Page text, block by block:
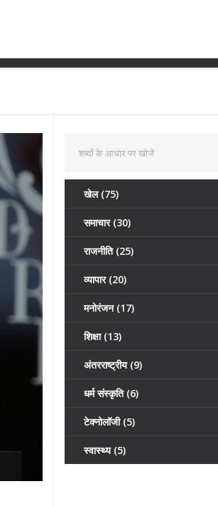
संभावनाओं की जानकारी
खेल (75)
समाचार (30)
राजनीति (25)
व्यापार (20)
मनोरंजन (17)
शिक्षा (13)
अंतरराष्ट्रीय (9)
धर्म संस्कृति (6)
टेक्नोलॉजी (5)
स्वास्थ्य (5)